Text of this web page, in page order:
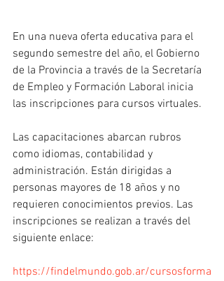
En una nueva oferta educativa para el
segundo semestre del año, el Gobierno
de la Provincia a través de la Secretaría
de Empleo y Formación Laboral inicia
las inscripciones para cursos virtuales.
Las capacitaciones abarcan rubros
como idiomas, contabilidad y
administración. Están dirigidas a
personas mayores de 18 años y no
requieren conocimientos previos. Las
inscripciones se realizan a través del
siguiente enlace:
https://findelmundo.gob.ar/cursosforma